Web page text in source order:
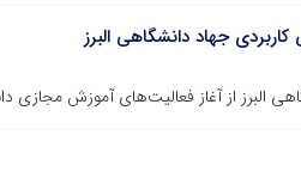
جهاد دانشگاهی البرز
البرز از آغاز فعالیت‌های آموزش مجازی